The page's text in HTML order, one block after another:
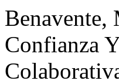
Benavente,
Confianza